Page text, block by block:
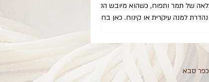
של תמר ותפוח, כשהוא מיובש הטעמים
למנה עיקרית או קינוח. כאן בחרתי
סבא